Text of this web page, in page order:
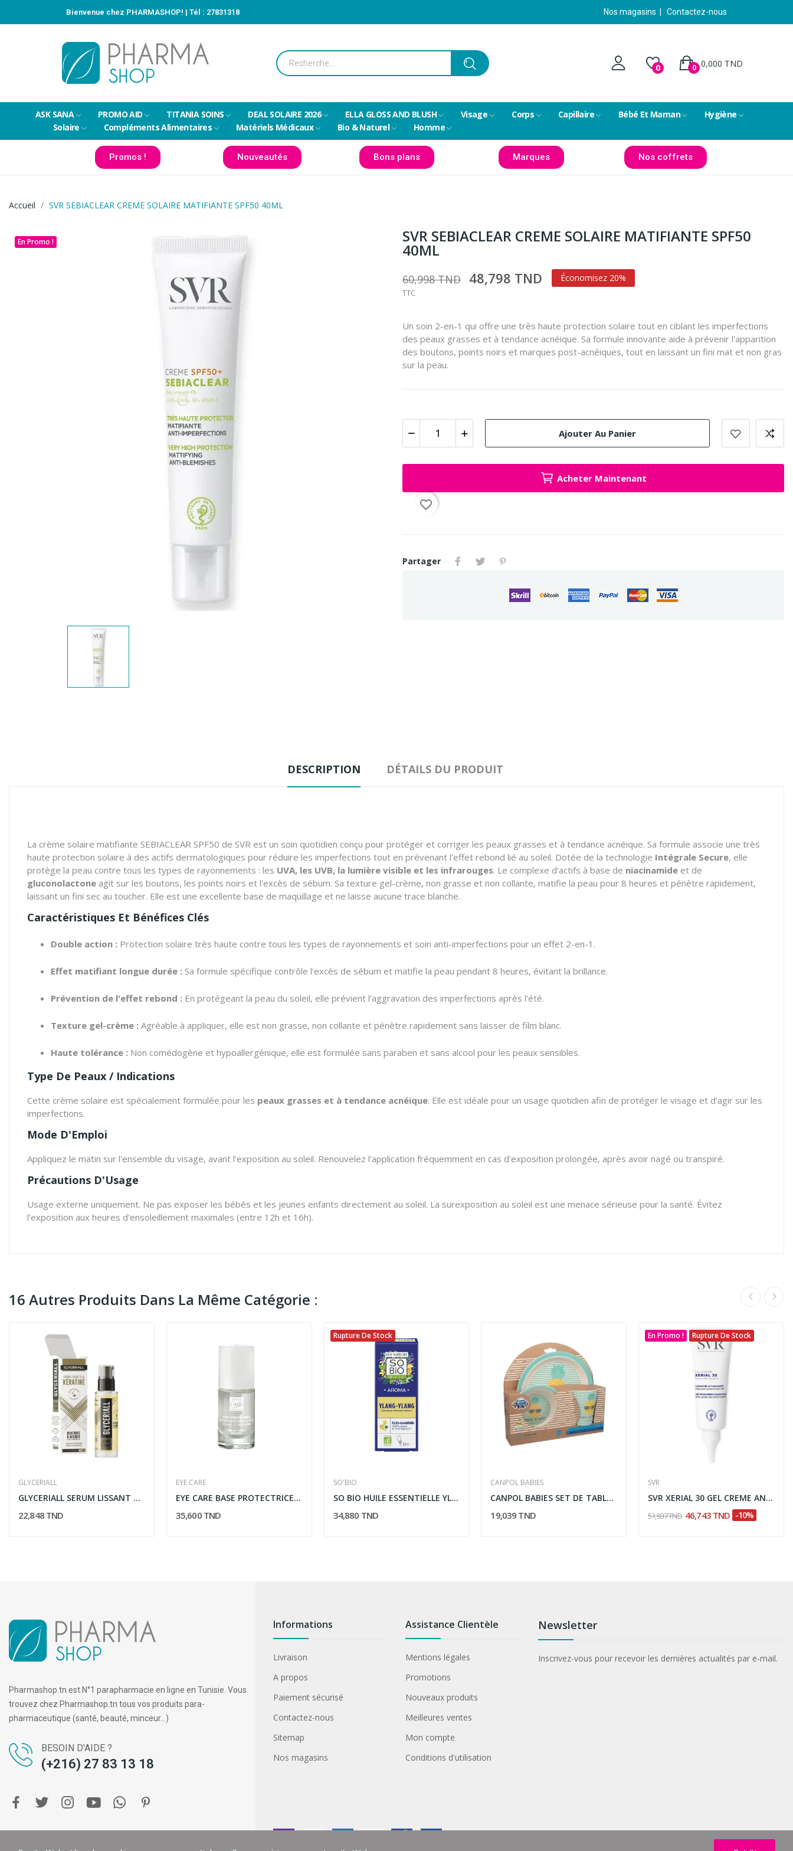
Bienvenue chez PHARMASHOP! | Tél : 27831318 Nos magasins Contactez-nous
0 0,000 TND
0
ASK SANA PROMO AID TITANIA SOINS DEAL SOLAIRE 2026 ELLA GLOSS AND BLUSH Visage Corps Capillaire Bébé Et Maman
Hygiène
Solaire
Compléments Alimentaires Matériels Médicaux Bio & Naturel Homme
Promos ! Nouveautés Bons plans Marques Nos coffrets
Accueil SVR SEBIACLEAR CREME SOLAIRE MATIFIANTE SPF50 40ML
En Promo ! SVR SEBIACLEAR CREME SOLAIRE MATIFIANTE SPF50
40ML
60,998 TND 48,798 TND Économisez 20%
TTC
Un soin 2-en-1 qui offre une très haute protection solaire tout en ciblant les imperfections
des peaux grasses et à tendance acnéique. Sa formule innovante aide à prévenir l'apparition
des boutons, points noirs et marques post-acnéiques, tout en laissant un fini mat et non gras
sur la peau.
Ajouter Au Panier
Acheter Maintenant
favorite_border
Partager
DESCRIPTION DÉTAILS DU PRODUIT
La crème solaire matifiante SEBIACLEAR SPF50 de SVR est un soin quotidien conçu pour protéger et corriger les peaux grasses et à tendance acnéique. Sa formule associe une très
haute protection solaire à des actifs dermatologiques pour réduire les imperfections tout en prévenant l'effet rebond lié au soleil. Dotée de la technologie Intégrale Secure, elle
protège la peau contre tous les types de rayonnements : les UVA, les UVB, la lumière visible et les infrarouges. Le complexe d'actifs à base de niacinamide et de
gluconolactone agit sur les boutons, les points noirs et l'excès de sébum. Sa texture gel-crème, non grasse et non collante, matifie la peau pour 8 heures et pénètre rapidement,
laissant un fini sec au toucher. Elle est une excellente base de maquillage et ne laisse aucune trace blanche.
Caractéristiques Et Bénéfices Clés
Double action : Protection solaire très haute contre tous les types de rayonnements et soin anti-imperfections pour un effet 2-en-1.
Effet matifiant longue durée : Sa formule spécifique contrôle l'excès de sébum et matifie la peau pendant 8 heures, évitant la brillance.
Prévention de l'effet rebond : En protégeant la peau du soleil, elle prévient l'aggravation des imperfections après l'été.
Texture gel-crème : Agréable à appliquer, elle est non grasse, non collante et pénètre rapidement sans laisser de film blanc.
Haute tolérance : Non comédogène et hypoallergénique, elle est formulée sans paraben et sans alcool pour les peaux sensibles.
Type De Peaux / Indications
Cette crème solaire est spécialement formulée pour les peaux grasses et à tendance acnéique. Elle est idéale pour un usage quotidien afin de protéger le visage et d'agir sur les
imperfections.
Mode D'Emploi
Appliquez le matin sur l'ensemble du visage, avant l'exposition au soleil. Renouvelez l'application fréquemment en cas d'exposition prolongée, après avoir nagé ou transpiré.
Précautions D'Usage
Usage externe uniquement. Ne pas exposer les bébés et les jeunes enfants directement au soleil. La surexposition au soleil est une menace sérieuse pour la santé. Évitez
l'exposition aux heures d'ensoleillement maximales (entre 12h et 16h).
16 Autres Produits Dans La Même Catégorie :
GLYCERIALL
GLYCERIALL SERUM LISSANT A LA KERATINE 50ML
22,848 TND
EYE CARE
EYE CARE BASE PROTECTRICE 8 ML
35,600 TND
Rupture De Stock
SO'BIO
SO BIO HUILE ESSENTIELLE YLANG YLANG BIO 10ML
34,880 TND
CANPOL BABIES
CANPOL BABIES SET DE TABLE 3PCS SO COOL REF 9/226
19,039 TND
En Promo ! Rupture De Stock
SVR
SVR XERIAL 30 GEL CREME ANTI RUGOSITES 75ML
51,937 TND 46,743 TND -10%
Pharmashop.tn est N°1 parapharmacie en ligne en Tunisie. Vous
trouvez chez Pharmashop.tn tous vos produits para-
pharmaceutique (santé, beauté, minceur...)
BESOIN D'AIDE ?
(+216) 27 83 13 18
Informations
Livraison
A propos
Paiement sécurisé
Contactez-nous
Sitemap
Nos magasins
Assistance Clientèle
Mentions légales
Promotions
Nouveaux produits
Meilleures ventes
Mon compte
Conditions d'utilisation
Newsletter
Inscrivez-vous pour recevoir les dernières actualités par e-mail.